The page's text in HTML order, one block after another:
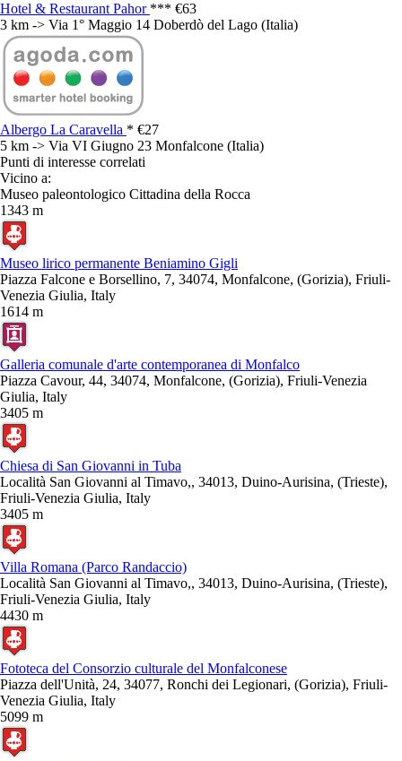
Hotel & Restaurant Pahor *** €63
3 km -> Via 1° Maggio 14 Doberdò del Lago (Italia)
Albergo La Caravella * €27
5 km -> Via VI Giugno 23 Monfalcone (Italia)
Punti di interesse correlati
Vicino a:
Museo paleontologico Cittadina della Rocca
1343 m
Museo lirico permanente Beniamino Gigli
Piazza Falcone e Borsellino, 7, 34074, Monfalcone, (Gorizia), Friuli-
Venezia Giulia, Italy
1614 m
Galleria comunale d'arte contemporanea di Monfalco
Piazza Cavour, 44, 34074, Monfalcone, (Gorizia), Friuli-Venezia
Giulia, Italy
3405 m
Chiesa di San Giovanni in Tuba
Località San Giovanni al Timavo,, 34013, Duino-Aurisina, (Trieste),
Friuli-Venezia Giulia, Italy
3405 m
Villa Romana (Parco Randaccio)
Località San Giovanni al Timavo,, 34013, Duino-Aurisina, (Trieste),
Friuli-Venezia Giulia, Italy
4430 m
Fototeca del Consorzio culturale del Monfalconese
Piazza dell'Unità, 24, 34077, Ronchi dei Legionari, (Gorizia), Friuli-
Venezia Giulia, Italy
5099 m